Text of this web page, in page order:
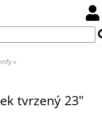
tvrzený 23"